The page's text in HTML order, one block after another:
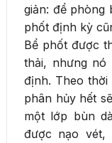
giản: để phòng
phốt định kỳ
Bể phốt được
thải, nhưng
định. Theo thời
phân hủy hết
một lớp bùn
được nạo vét,